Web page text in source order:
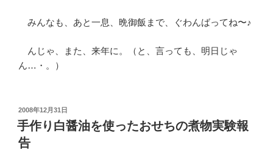
みんなも、あと一息、晩御飯まで、ぐわんばってね〜♪
んじゃ、また、来年に。（と、言っても、明日じゃ
ん…・。）
投
稿
日:
2008年12月31日
手作り白醤油を使ったおせちの煮物実験報
告